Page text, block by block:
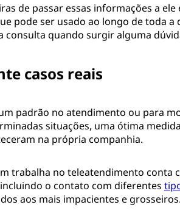
de passar essas informações a
pode ser usado ao longo de toda a
consulta quando surgir alguma
casos reais
padrão no atendimento ou para
situações, uma ótima
na própria companhia.
trabalha no teleatendimento conta
o contato com diferentes
aos mais impacientes e grosseiros.